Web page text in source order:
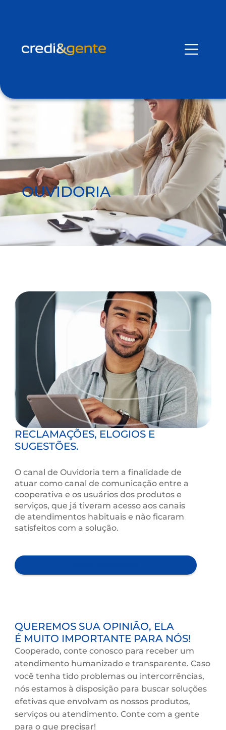
OUVIDORIA
RECLAMAÇÕES, ELOGIOS E
SUGESTÕES.
O canal de Ouvidoria tem a finalidade de
serviços, que já tiveram acesso aos canais
de atendimentos habituais e não ficaram
ENTRE EM CONTATO
QUEREMOS SUA OPINIÃO, ELA
É MUITO IMPORTANTE PARA NÓS!
Cooperado, conte conosco para receber um